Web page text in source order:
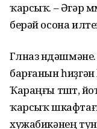
ҡарсыҡ. – Әгәр
берәй осона
Гөлназ
барғанын
Ҡараңғы төштө,
ҡарсыҡ
хужабикәнең